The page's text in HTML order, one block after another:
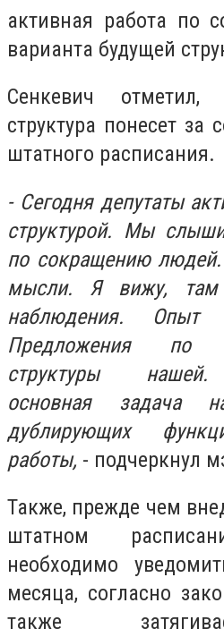
активная работа по
варианта будущей
Сенкевич отметил,
структура понесет за
штатного расписания.
- Сегодня депутаты
структурой. Мы
по сокращению
мысли. Я вижу, там
наблюдения. Опыт
Предложения по
структуры нашей.
основная задача
дублирующих
работы, - подчеркнул
Также, прежде чем
штатном
необходимо
месяца, согласно
также